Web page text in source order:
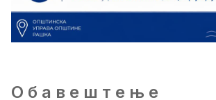
О б а в е ш т е њ е